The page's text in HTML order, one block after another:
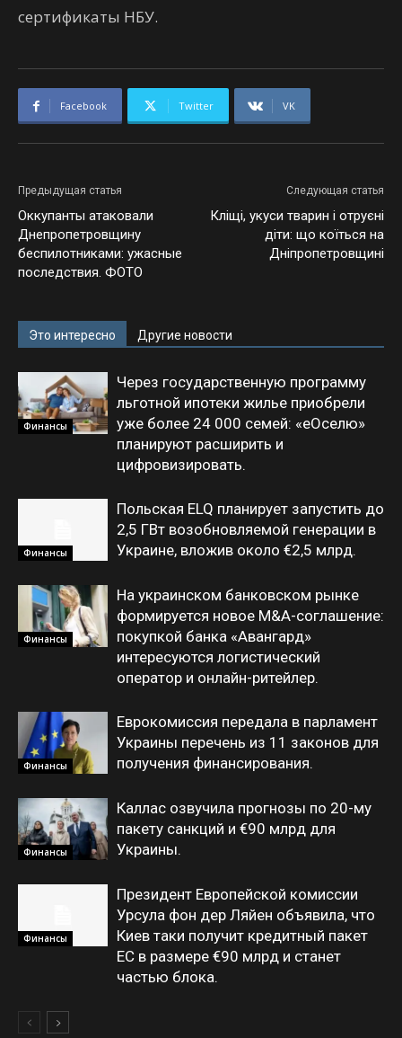
сертификаты НБУ.
Facebook Twitter VK
Предыдущая статья
Оккупанты атаковали
Днепропетровщину
беспилотниками: ужасные
последствия. ФОТО
Следующая статья
Кліщі, укуси тварин і отруєні
діти: що коїться на
Дніпропетровщині
Это интересно Другие новости
Финансы
Через государственную программу
льготной ипотеки жилье приобрели
уже более 24 000 семей: «еОселю»
планируют расширить и
цифровизировать.
Финансы
Польская ELQ планирует запустить до
2,5 ГВт возобновляемой генерации в
Украине, вложив около €2,5 млрд.
Финансы
На украинском банковском рынке
формируется новое M&A-соглашение:
покупкой банка «Авангард»
интересуются логистический
оператор и онлайн-ритейлер.
Финансы
Еврокомиссия передала в парламент
Украины перечень из 11 законов для
получения финансирования.
Финансы
Каллас озвучила прогнозы по 20-му
пакету санкций и €90 млрд для
Украины.
Финансы
Президент Европейской комиссии
Урсула фон дер Ляйен объявила, что
Киев таки получит кредитный пакет
ЕС в размере €90 млрд и станет
частью блока.